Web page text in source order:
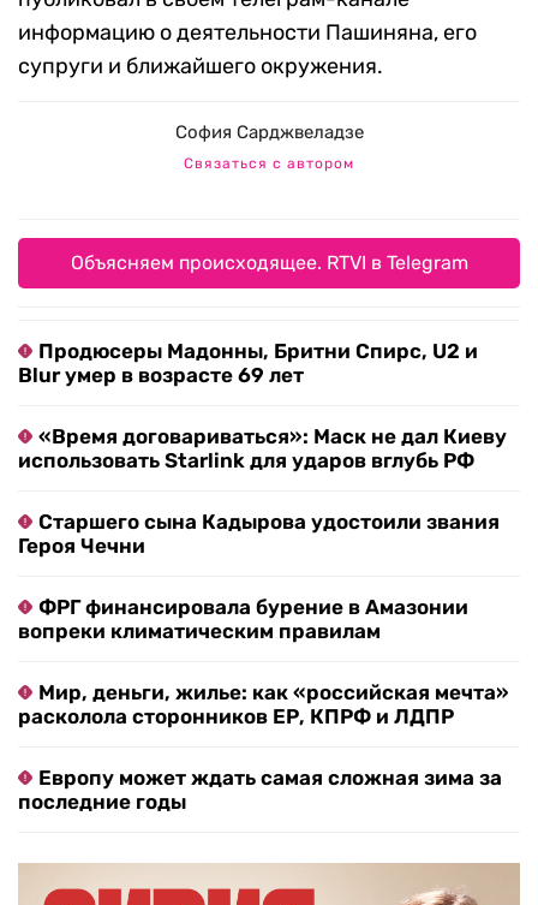
информацию о деятельности Пашиняна, его
супруги и ближайшего окружения.
София Сарджвеладзе
Связаться с автором
Объясняем происходящее. RTVI в Telegram
Продюсеры Мадонны, Бритни Спирс, U2 и
Blur умер в возрасте 69 лет
«Время договариваться»: Маск не дал Киеву
использовать Starlink для ударов вглубь РФ
Старшего сына Кадырова удостоили звания
Героя Чечни
ФРГ финансировала бурение в Амазонии
вопреки климатическим правилам
Мир, деньги, жилье: как «российская мечта»
расколола сторонников ЕР, КПРФ и ЛДПР
Европу может ждать самая сложная зима за
последние годы